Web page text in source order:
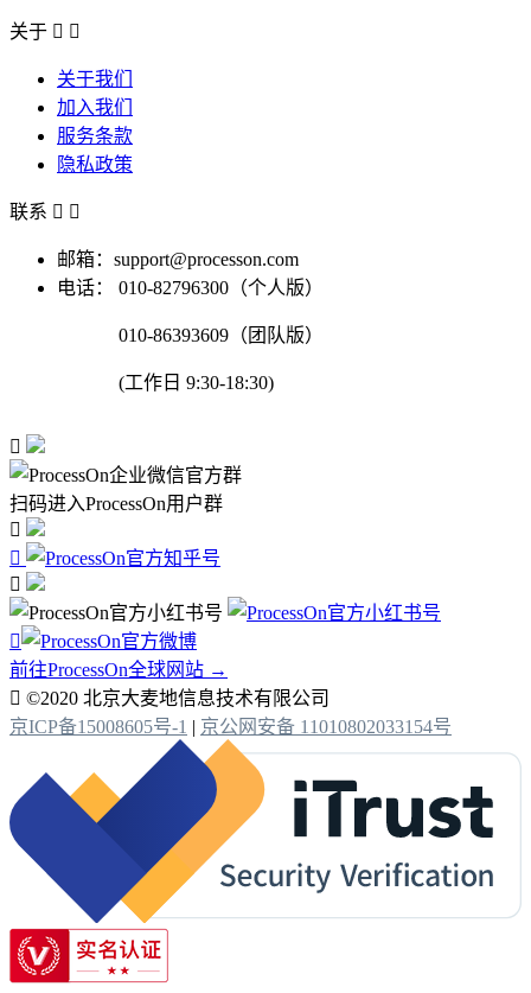
关于  
关于我们
加入我们
服务条款
隐私政策
联系  
邮箱：support@processon.com
电话：
010-82796300（个人版）
010-86393609（团队版）
(工作日 9:30-18:30)

扫码进入ProcessOn用户群




前往ProcessOn全球网站 →
 ©2020 北京大麦地信息技术有限公司
京ICP备15008605号-1 | 京公网安备 11010802033154号